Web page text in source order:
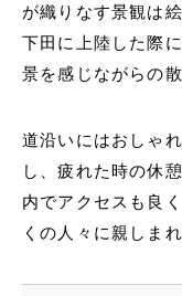
が織りなす景観は
下田に上陸した際
景を感じながらの
道沿いにはおしゃ
し、疲れた時の休
内でアクセスも良
くの人々に親しま